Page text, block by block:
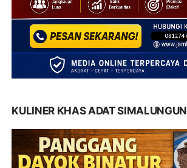
KULINER KHAS ADAT SIMALUNGUN